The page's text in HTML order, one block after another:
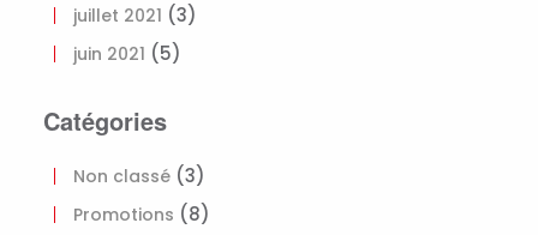
juillet 2021 (3)
juin 2021 (5)
Catégories
Non classé (3)
Promotions (8)